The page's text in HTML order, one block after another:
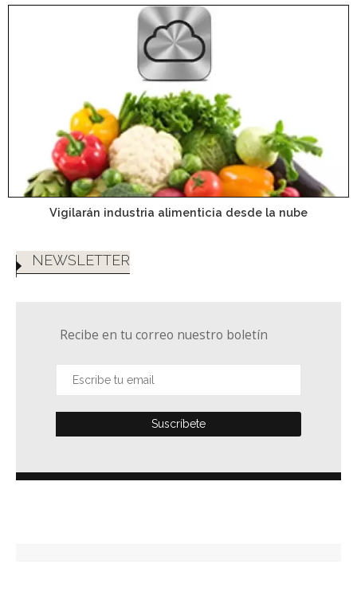
Vigilarán industria alimenticia desde la nube
NEWSLETTER
Recibe en tu correo nuestro boletín